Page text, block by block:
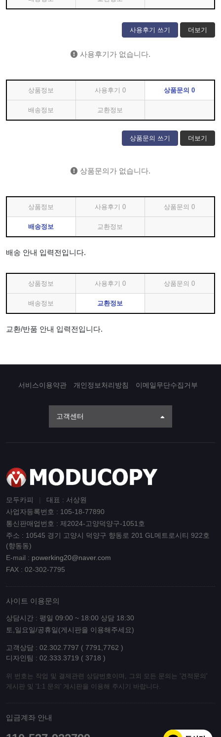
사용후기 쓰기 더보기
사용후기가 없습니다.
상품정보 사용후기 0 상품문의0
배송정보 교환정보
상품문의 쓰기 더보기
상품문의가 없습니다.
상품정보 사용후기 0 상품문의0
배송정보 교환정보
배송 안내 입력전입니다.
상품정보 사용후기 0 상품문의0
배송정보 교환정보
교환/반품 안내 입력전입니다.
서비스이용약관 개인정보처리방침 이메일무단수집거부
고객센터
모두카피
대표 : 서상원
사업자등록번호 : 105-18-77890
통신판매업번호 : 제2024-고양덕양구-1051호
주소 : 10545 경기 고양시 덕양구 향동로 201 GL메트로시티 922호
(향동동)
E-mail : powerking20@naver.com
FAX : 02-302-7795
사이트 이용문의
상담시간 : 평일 09:00 ~ 18:00 상담 18:30
토,일요일/공휴일(게시판을 이용해주세요)
고객상담 : 02.302.7797 ( 7791,7762 )
디자인팀 : 02.333.3719 ( 3718 )
위 번호는 작업 및 결제관련 상담번호이며, 그외 모든 문의는 '견적문의'
게시판 및 '1:1 문의' 게시판을 이용해 주시기 바랍니다.
입금계좌 안내